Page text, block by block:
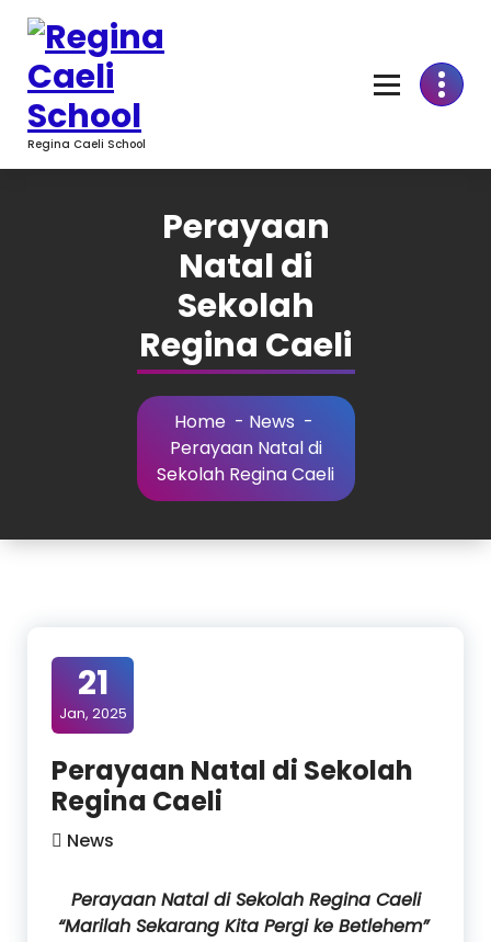
Skip
Content
Regina Caeli School
Perayaan
Natal di
Sekolah
Regina Caeli
Home- News -
Perayaan Natal di
Sekolah Regina Caeli
21
Jan, 2025
Perayaan Natal di Sekolah
Regina Caeli
News
Perayaan Natal di Sekolah Regina Caeli
“Marilah Sekarang Kita Pergi ke Betlehem”